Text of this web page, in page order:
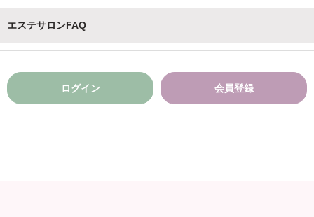
エステサロンFAQ
ログイン 会員登録